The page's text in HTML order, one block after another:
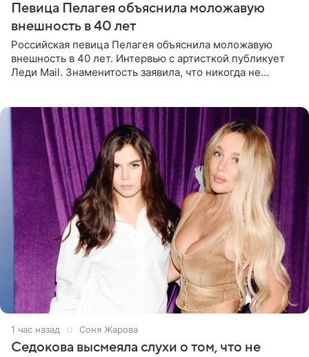
Певица Пелагея объяснила моложавую
внешность в 40 лет
Российская певица Пелагея объяснила моложавую
внешность в 40 лет. Интервью с артисткой публикует
Леди Mail. Знаменитость заявила, что никогда не
1 час назад Соня Жарова
Седокова высмеяла слухи о том, что не